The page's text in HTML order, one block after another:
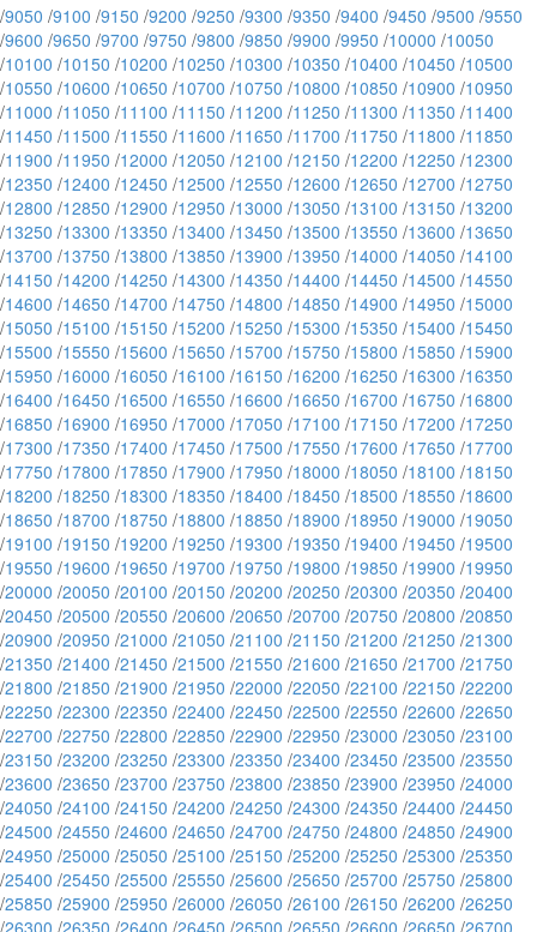
/9050 /9100 /9150 /9200 /9250 /9300 /9350 /9400 /9450 /9500 /9550
/9600 /9650 /9700 /9750 /9800 /9850 /9900 /9950 /10000 /10050
/10100 /10150 /10200 /10250 /10300 /10350 /10400 /10450 /10500
/10550 /10600 /10650 /10700 /10750 /10800 /10850 /10900 /10950
/11000 /11050 /11100 /11150 /11200 /11250 /11300 /11350 /11400
/11450 /11500 /11550 /11600 /11650 /11700 /11750 /11800 /11850
/11900 /11950 /12000 /12050 /12100 /12150 /12200 /12250 /12300
/12350 /12400 /12450 /12500 /12550 /12600 /12650 /12700 /12750
/12800 /12850 /12900 /12950 /13000 /13050 /13100 /13150 /13200
/13250 /13300 /13350 /13400 /13450 /13500 /13550 /13600 /13650
/13700 /13750 /13800 /13850 /13900 /13950 /14000 /14050 /14100
/14150 /14200 /14250 /14300 /14350 /14400 /14450 /14500 /14550
/14600 /14650 /14700 /14750 /14800 /14850 /14900 /14950 /15000
/15050 /15100 /15150 /15200 /15250 /15300 /15350 /15400 /15450
/15500 /15550 /15600 /15650 /15700 /15750 /15800 /15850 /15900
/15950 /16000 /16050 /16100 /16150 /16200 /16250 /16300 /16350
/16400 /16450 /16500 /16550 /16600 /16650 /16700 /16750 /16800
/16850 /16900 /16950 /17000 /17050 /17100 /17150 /17200 /17250
/17300 /17350 /17400 /17450 /17500 /17550 /17600 /17650 /17700
/17750 /17800 /17850 /17900 /17950 /18000 /18050 /18100 /18150
/18200 /18250 /18300 /18350 /18400 /18450 /18500 /18550 /18600
/18650 /18700 /18750 /18800 /18850 /18900 /18950 /19000 /19050
/19100 /19150 /19200 /19250 /19300 /19350 /19400 /19450 /19500
/19550 /19600 /19650 /19700 /19750 /19800 /19850 /19900 /19950
/20000 /20050 /20100 /20150 /20200 /20250 /20300 /20350 /20400
/20450 /20500 /20550 /20600 /20650 /20700 /20750 /20800 /20850
/20900 /20950 /21000 /21050 /21100 /21150 /21200 /21250 /21300
/21350 /21400 /21450 /21500 /21550 /21600 /21650 /21700 /21750
/21800 /21850 /21900 /21950 /22000 /22050 /22100 /22150 /22200
/22250 /22300 /22350 /22400 /22450 /22500 /22550 /22600 /22650
/22700 /22750 /22800 /22850 /22900 /22950 /23000 /23050 /23100
/23150 /23200 /23250 /23300 /23350 /23400 /23450 /23500 /23550
/23600 /23650 /23700 /23750 /23800 /23850 /23900 /23950 /24000
/24050 /24100 /24150 /24200 /24250 /24300 /24350 /24400 /24450
/24500 /24550 /24600 /24650 /24700 /24750 /24800 /24850 /24900
/24950 /25000 /25050 /25100 /25150 /25200 /25250 /25300 /25350
/25400 /25450 /25500 /25550 /25600 /25650 /25700 /25750 /25800
/25850 /25900 /25950 /26000 /26050 /26100 /26150 /26200 /26250
/26300 /26350 /26400 /26450 /26500 /26550 /26600 /26650 /26700